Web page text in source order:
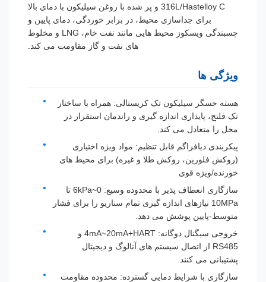
316L/Hastelloy C و پر شده با روغن سیلیکون با دمای بالا
برای جداسازی محیط، در برابر خوردگی، دمای پایین و
چسبندگی ویسکوز محیط هایی مانند نفت خام، LNG و مخلوط
های نفت و گاز مقاومت می کند.
ویژگی ها
هسته حسگر سیلیکون تک کریستالی: همراه با ساختار
تک فلنج، پایداری اندازه گیری و راندمان استقرار در
محل را متعادل می کند.
پیکربندی دیافراگم قابل تنظیم: مواد ویژه اختیاری
(روکش فلورین، روکش طلا و غیره) برای محیط های
خورنده/ویژه قوی
سازگاری انعطاف پذیر با محدوده وسیع: 0~6kPa تا
10MPa نیازهای اندازه گیری تمام سناریو را برای فشار
متوسط-پایین پوشش می دهد.
خروجی سیگنال دوگانه: 4mA~20mA+HART و
RS485 از اتصال سیستم های آنالوگ و دیجیتال
پشتیبانی می کنند.
سازگاری با شرایط دمایی گسترده: محدوده مقاومت